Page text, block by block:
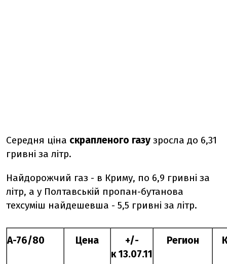
Середня ціна скрапленого газу зросла до 6,31
гривні за літр.
Найдорожчий газ - в Криму, по 6,9 гривні за
літр, а у Полтавській пропан-бутанова
техсуміш найдешевша - 5,5 гривні за літр.
А-76/80 Цена
+/-
к13.07.11
Регион